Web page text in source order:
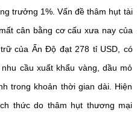
trưởng 1%. Vấn đề thâm hụt tài
cân bằng cơ cấu xưa nay của
của Ấn Độ đạt 278 tỉ USD, có
cầu xuất khẩu vàng, dầu mỏ
trong khoản thời gian dài. Hiện
thức do thâm hụt thương mại